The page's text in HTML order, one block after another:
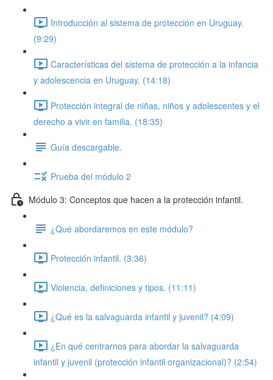
Introducción al sistema de protección en Uruguay.
(9:29)
Características del sistema de protección a la infancia
y adolescencia en Uruguay. (14:18)
Protección integral de niñas, niños y adolescentes y el
derecho a vivir en familia. (18:35)
Guía descargable.
Prueba del módulo 2
Módulo 3: Conceptos que hacen a la protección infantil.
¿Qué abordaremos en este módulo?
Protección infantil. (3:36)
Violencia, definiciones y tipos. (11:11)
¿Qué es la salvaguarda infantil y juvenil? (4:09)
¿En qué centrarnos para abordar la salvaguarda
infantil y juvenil (protección infantil organizacional)? (2:54)